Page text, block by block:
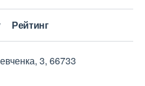
Рейтинг
3, 66733